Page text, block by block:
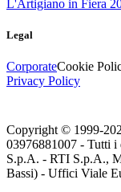
L'Artigiano in Fiera
Legal
CorporateCookie
Privacy Policy
Copyright © 1999-
03976881007 - Tutti
S.p.A. - RTI S.p.A.,
Bassi) - Uffici Viale